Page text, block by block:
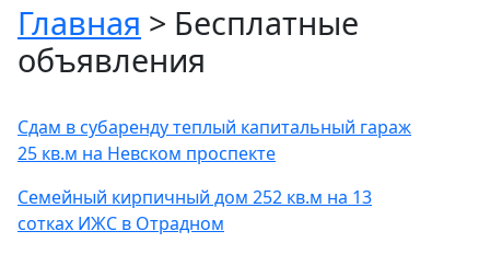
Главная > Бесплатные
объявления
Сдам в субаренду теплый капитальный гараж
25 кв.м на Невском проспекте
Семейный кирпичный дом 252 кв.м на 13
сотках ИЖС в Отрадном